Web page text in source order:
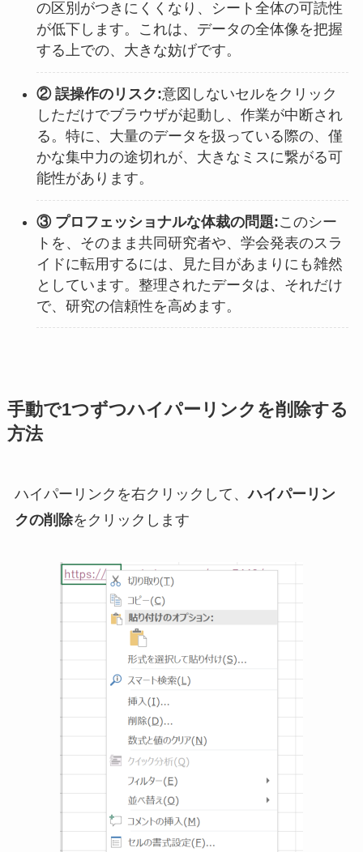
の区別がつきにくくなり、シート全体の可読性
が低下します。これは、データの全体像を把握
する上での、大きな妨げです。
② 誤操作のリスク:意図しないセルをクリック
しただけでブラウザが起動し、作業が中断され
る。特に、大量のデータを扱っている際の、僅
かな集中力の途切れが、大きなミスに繋がる可
能性があります。
③ プロフェッショナルな体裁の問題:このシー
トを、そのまま共同研究者や、学会発表のスラ
イドに転用するには、見た目があまりにも雑然
としています。整理されたデータは、それだけ
で、研究の信頼性を高めます。
手動で1つずつハイパーリンクを削除する
方法
ハイパーリンクを右クリックして、ハイパーリン
クの削除をクリックします